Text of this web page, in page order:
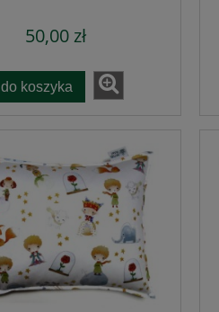
50,00 zł
do koszyka